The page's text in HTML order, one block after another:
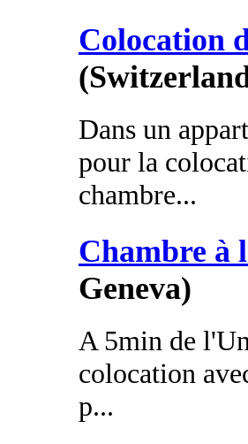
Colocation
Dans un
pour la
chambre...
Chambre à
Geneva)
A 5min de
colocation
p...